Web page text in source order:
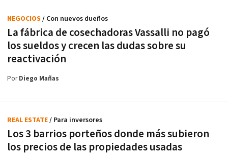
La fábrica de cosechadoras Vassalli no pagó
los sueldos y crecen las dudas sobre su
reactivación
NEGOCIOS / Con nuevos dueños
PorDiego Mañas
Los 3 barrios porteños donde más subieron
los precios de las propiedades usadas
REAL ESTATE/ Para inversores